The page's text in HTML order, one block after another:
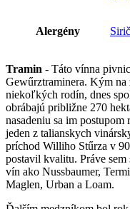
Alergény
Tramin - Táto vínna
Gewűrztraminera. Kým
niekoľkých rodín, dnes
obrábajú približne 270
nasadeniu sa im
jeden z talianskych
príchod Williho Stűrza v
postavil kvalitu. Práve
vín ako Nussbaumer,
Maglen, Urban a Loam.